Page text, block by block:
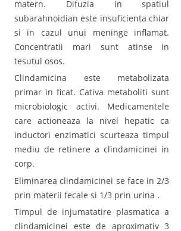
matern. Difuzia in spatiul
subarahnoidian este insuficienta chiar
si in cazul unui meninge inflamat.
Concentratii mari sunt atinse in
tesutul osos.
Clindamicina este metabolizata
primar in ficat. Cativa metaboliti sunt
microbiologic activi. Medicamentele
care actioneaza la nivel hepatic ca
inductori enzimatici scurteaza timpul
mediu de retinere a clindamicinei in
corp.
Eliminarea clindamicinei se face in 2/3
prin materii fecale si 1/3 prin urina .
Timpul de injumatatire plasmatica a
clindamicinei este de aproximativ 3